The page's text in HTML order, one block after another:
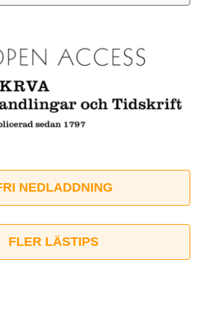
NEDLADDNING
FLER LÄSTIPS